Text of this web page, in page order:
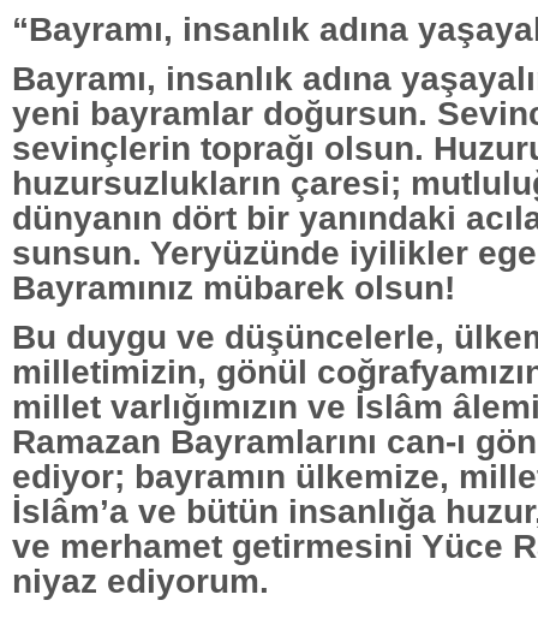
“Bayramı, insanlık adına
Bayramı, insanlık adına
yeni bayramlar doğursun.
sevinçlerin toprağı olsun.
huzursuzlukların çaresi;
dünyanın dört bir yanındaki
sunsun. Yeryüzünde iyilikler
Bayramınız mübarek olsun!
Bu duygu ve düşüncelerle,
milletimizin, gönül
millet varlığımızın ve İslâm
Ramazan Bayramlarını can-ı
ediyor; bayramın ülkemize,
İslâm’a ve bütün insanlığa
ve merhamet getirmesini Yüce
niyaz ediyorum.